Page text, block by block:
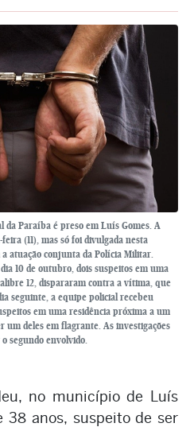
Paraíba é preso em Luís Gomes. A
(11), mas só foi divulgada nesta
atuação conjunta da Polícia Militar.
10 de outubro, dois suspeitos em uma
12, dispararam contra a vítima, que
seguinte, a equipe policial recebeu
em uma residência próxima a um
um deles em flagrante. As investigações
segundo envolvido.
no município de Luís
38 anos, suspeito de ser